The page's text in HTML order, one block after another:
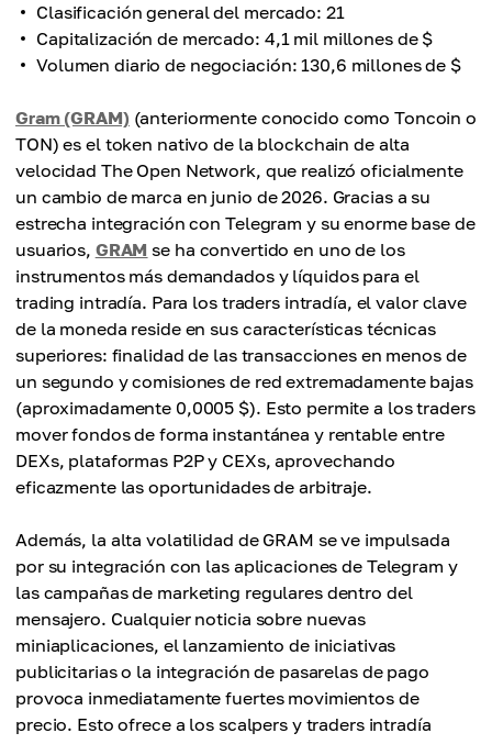
Clasificación general del mercado: 21
Capitalización de mercado: 4,1 mil millones de $
Volumen diario de negociación: 130,6 millones de $
Gram (GRAM) (anteriormente conocido como Toncoin o
TON) es el token nativo de la blockchain de alta
velocidad The Open Network, que realizó oficialmente
un cambio de marca en junio de 2026. Gracias a su
estrecha integración con Telegram y su enorme base de
usuarios, GRAM se ha convertido en uno de los
instrumentos más demandados y líquidos para el
trading intradía. Para los traders intradía, el valor clave
de la moneda reside en sus características técnicas
superiores: finalidad de las transacciones en menos de
un segundo y comisiones de red extremadamente bajas
(aproximadamente 0,0005 $). Esto permite a los traders
mover fondos de forma instantánea y rentable entre
DEXs, plataformas P2P y CEXs, aprovechando
eficazmente las oportunidades de arbitraje.
Además, la alta volatilidad de GRAM se ve impulsada
por su integración con las aplicaciones de Telegram y
las campañas de marketing regulares dentro del
mensajero. Cualquier noticia sobre nuevas
miniaplicaciones, el lanzamiento de iniciativas
publicitarias o la integración de pasarelas de pago
provoca inmediatamente fuertes movimientos de
precio. Esto ofrece a los scalpers y traders intradía